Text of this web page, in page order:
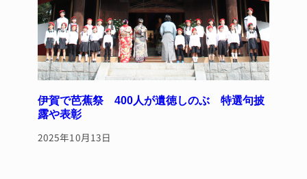
伊賀で芭蕉祭 400人が遺徳しのぶ 特選句披
露や表彰
2025年10月13日